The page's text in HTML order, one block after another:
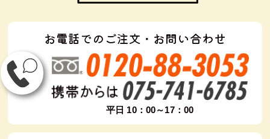
お電話でのご注文・お問い合わせ
平日 10：00～17：00